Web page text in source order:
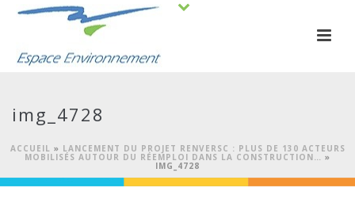
img_4728
ACCUEIL » LANCEMENT DU PROJET RENVERSC : PLUS DE 130 ACTEURS
MOBILISÉS AUTOUR DU RÉEMPLOI DANS LA CONSTRUCTION… »
IMG_4728